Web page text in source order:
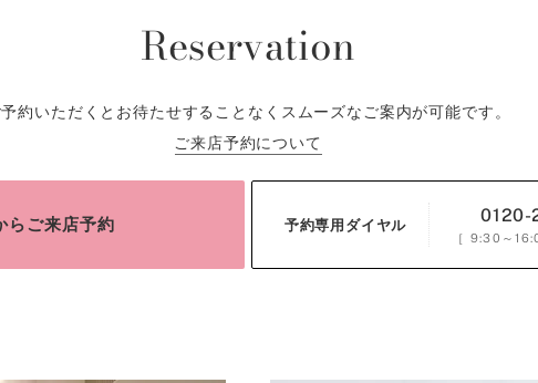
Reservation
約いただくとお待たせすることなくスムーズなご案内が可能です。
ご来店予約について
らご来店予約 予約専用ダイヤル 0120-
［ 9:30～